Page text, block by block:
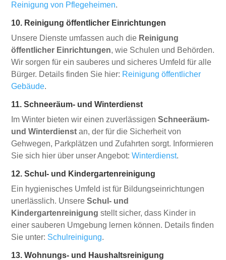
Reinigung von Pflegeheimen.
10. Reinigung öffentlicher Einrichtungen
Unsere Dienste umfassen auch die Reinigung
öffentlicher Einrichtungen, wie Schulen und Behörden.
Wir sorgen für ein sauberes und sicheres Umfeld für alle
Bürger. Details finden Sie hier: Reinigung öffentlicher
Gebäude.
11. Schneeräum- und Winterdienst
Im Winter bieten wir einen zuverlässigenSchneeräum-
und Winterdienst an, der für die Sicherheit von
Gehwegen, Parkplätzen und Zufahrten sorgt. Informieren
Sie sich hier über unser Angebot:Winterdienst.
12. Schul- und Kindergartenreinigung
Ein hygienisches Umfeld ist für Bildungseinrichtungen
unerlässlich. UnsereSchul- und
Kindergartenreinigung stellt sicher, dass Kinder in
einer sauberen Umgebung lernen können. Details finden
Sie unter: Schulreinigung.
13. Wohnungs- und Haushaltsreinigung